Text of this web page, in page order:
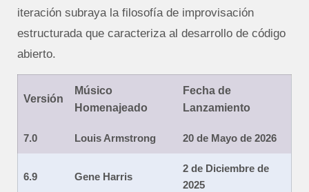
iteración subraya la filosofía de improvisación
estructurada que caracteriza al desarrollo de código
abierto.
Versión
Músico
Homenajeado
Fecha de
Lanzamiento
7.0 Louis Armstrong 20 de Mayo de 2026
6.9 Gene Harris
2 de Diciembre de
2025